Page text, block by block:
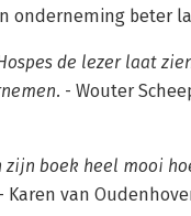
onderneming beter
de lezer laat
- Wouter
zijn boek heel mooi
- Karen van